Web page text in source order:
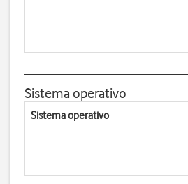
Sistema operativo
Sistema operativo